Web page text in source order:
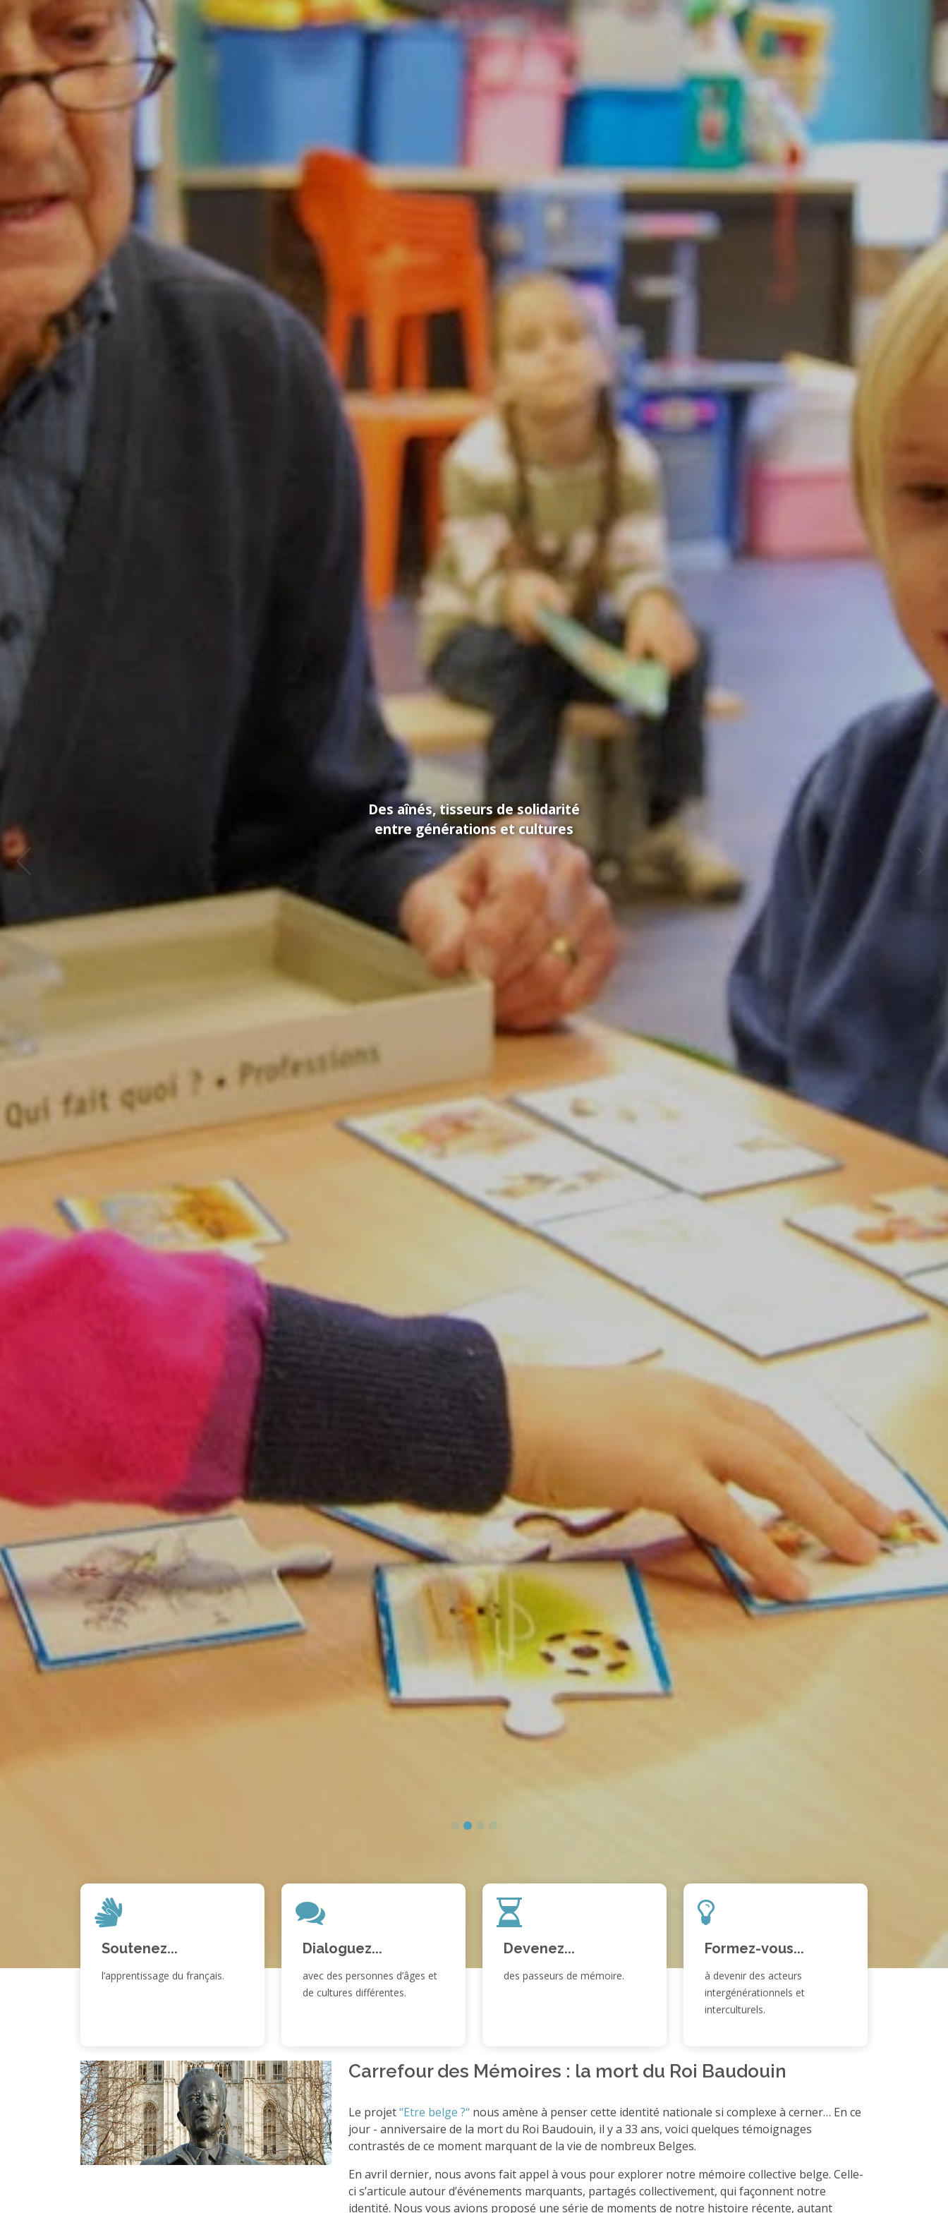
Des aînés, tisseurs de solidarité
entre générations et cultures
Soutenez...
l’apprentissage du français.
Dialoguez...
avec des personnes d’âges et
de cultures différentes.
Devenez...
des passeurs de mémoire.
Formez-vous...
à devenir des acteurs
intergénérationnels et
interculturels.
Carrefour des Mémoires : la mort du Roi Baudouin
Le projet“Etre belge ?“ nous amène à penser cette identité nationale si complexe à cerner… En ce
jour - anniversaire de la mort du Roi Baudouin, il y a 33 ans, voici quelques témoignages
contrastés de ce moment marquant de la vie de nombreux Belges.
En avril dernier, nous avons fait appel à vous pour explorer notre mémoire collective belge. Celle-
ci s’articule autour d’événements marquants, partagés collectivement, qui façonnent notre
identité. Nous vous avions proposé une série de moments de notre histoire récente, autant